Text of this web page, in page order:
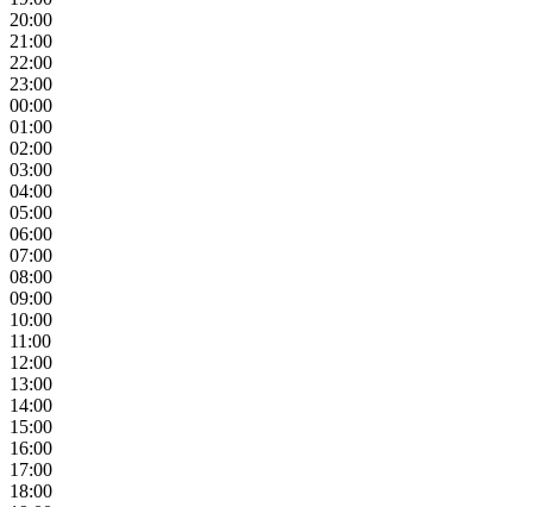
20:00
21:00
22:00
23:00
00:00
01:00
02:00
03:00
04:00
05:00
06:00
07:00
08:00
09:00
10:00
11:00
12:00
13:00
14:00
15:00
16:00
17:00
18:00